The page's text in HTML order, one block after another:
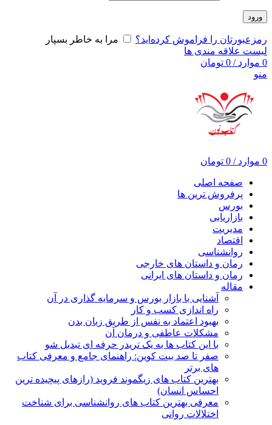
ورود
رمزعبورتان را فراموش کرده‌اید؟
مرا به خاطر بسپار
لیست علاقه مندی ها
0 موارد /
0 تومان
منو
0 موارد /
0 تومان
صفحه اصلی
پرفروش ترین ها
بورس
بازاریابی
مدیریت
اقتصاد
روانشناسی
رمان و داستان های خارجی
رمان و داستان های ایرانی
مقاله
آشنایی با بازار بورس و سرمایه گذاری در آن
راه اندازی کسب و کار
بهبود اعتماد به نفس از طریق زبان بدن
مشکلات عاطفی و درمان آن
با این کتاب ها به یک تریدر حرفه ای تبدیل شو
صفر تا صد بیت کوین: راهنمای جامع و معرفی کتاب
های برتر
بهترین کتاب های زیگموند فروید (رازهای پیچیده ترین
احساس انسان)
معرفی بهترین کتاب های روانشناسی برای شناخت
اختلالات روانی